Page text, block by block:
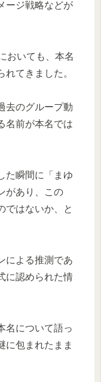
ージ戦略などが
おいても、本名
てきました。
去のグループ動
名前が本名では
た瞬間に「まゆ
があり、この
ではないか、と
による推測であ
に認められた情
名について語っ
に包まれたまま